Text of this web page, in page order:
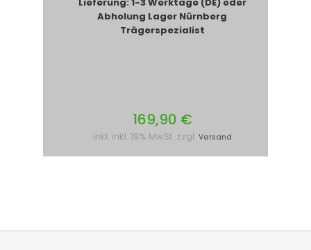
Lieferung: 1-3 Werktage (DE) oder
Abholung Lager Nürnberg
Trägerspezialist
169,90 €
inkl. inkl. 19% MwSt. zzgl. Versand